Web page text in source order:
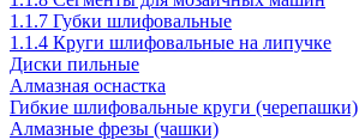
1.1.7 Губки шлифовальные
1.1.4 Круги шлифовальные на липучке
Диски пильные
Алмазная оснастка
Гибкие шлифовальные круги (черепашки)
Алмазные фрезы (чашки)